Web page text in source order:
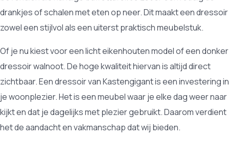
drankjes of schalen met eten op neer. Dit maakt een dressoir
zowel een stijlvol als een uiterst praktisch meubelstuk.
Of je nu kiest voor een licht eikenhouten model of een donker
dressoir walnoot. De hoge kwaliteit hiervan is altijd direct
zichtbaar. Een dressoir van Kastengigant is een investering in
je woonplezier. Het is een meubel waar je elke dag weer naar
kijkt en dat je dagelijks met plezier gebruikt. Daarom verdient
het de aandacht en vakmanschap dat wij bieden.